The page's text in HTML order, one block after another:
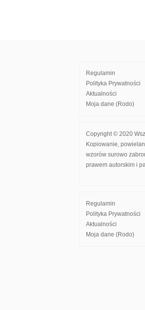
Regulamin
Polityka Prywatności
Aktualności
Moja dane (Rodo)
Copyright © 2020
Kopiowanie,
wzorów surowo
prawem autorskim i
Regulamin
Polityka Prywatności
Aktualności
Moja dane (Rodo)